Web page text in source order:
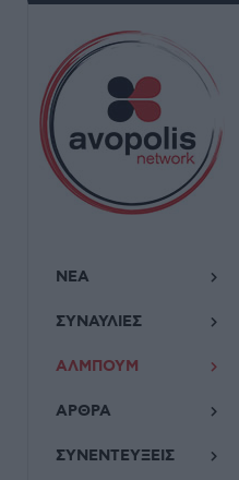
ΝΕΑ
ΣΥΝΑΥΛΙΕΣ
ΑΛΜΠΟΥΜ
ΑΡΘΡΑ
ΣΥΝΕΝΤΕΥΞΕΙΣ